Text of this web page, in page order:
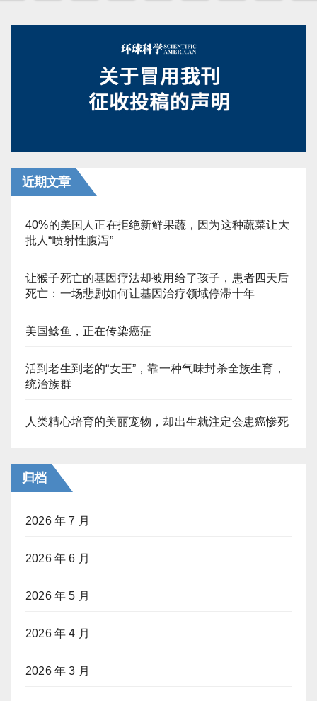
近期文章
40%的美国人正在拒绝新鲜果蔬，因为这种蔬菜让大
批人“喷射性腹泻”
让猴子死亡的基因疗法却被用给了孩子，患者四天后
死亡：一场悲剧如何让基因治疗领域停滞十年
美国鲶鱼，正在传染癌症
活到老生到老的“女王”，靠一种气味封杀全族生育，
统治族群
人类精心培育的美丽宠物，却出生就注定会患癌惨死
归档
2026 年 7 月
2026 年 6 月
2026 年 5 月
2026 年 4 月
2026 年 3 月